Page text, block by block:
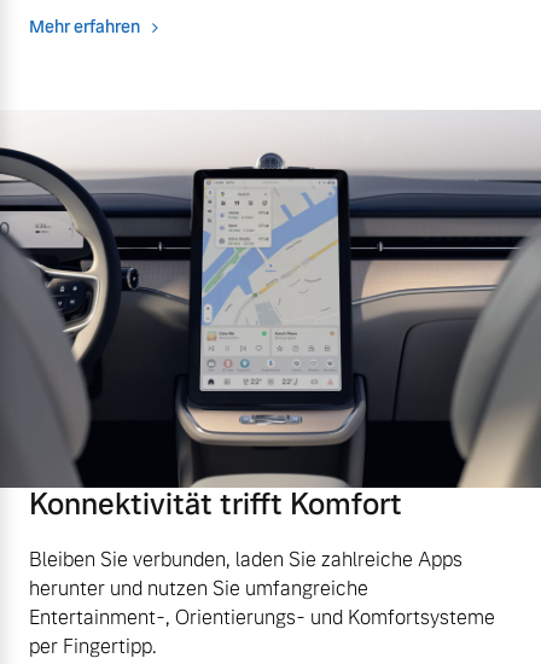
Editionsmodelle
Jetzt kennenlernen
Mehr erfahren
Finanzierung & Leasing
Versicherung
Mehr erfahren
Konnektivität trifft Komfort
Bleiben Sie verbunden, laden Sie zahlreiche Apps
herunter und nutzen Sie umfangreiche
Entertainment-, Orientierungs- und Komfortsysteme
per Fingertipp.